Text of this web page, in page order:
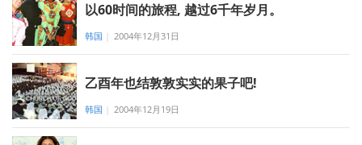
以60时间的旅程, 越过6千年岁月。
韩国 2004年12月31日
乙酉年也结敦敦实实的果子吧!
韩国 2004年12月19日